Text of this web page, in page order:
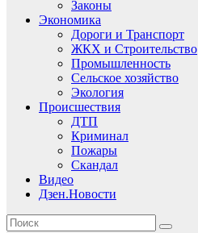
Законы
Экономика
Дороги и Транспорт
ЖКХ и Строительство
Промышленность
Сельское хозяйство
Экология
Происшествия
ДТП
Криминал
Пожары
Скандал
Видео
Дзен.Новости